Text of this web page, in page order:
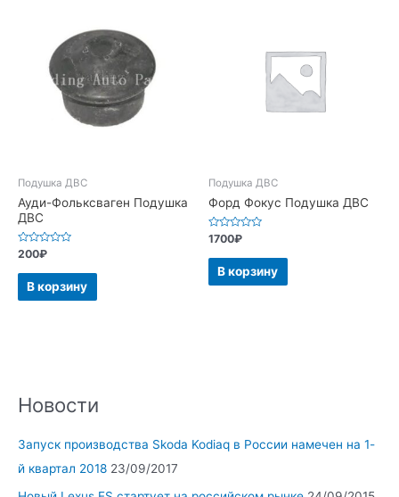
Новости
Запуск производства Skoda Kodiaq в России намечен на 1-
й квартал 2018 23/09/2017
Подушка ДВС
Ауди-Фольксваген Подушка
ДВС
Оценка
0
из
200₽
В корзину
Подушка ДВС
Форд Фокус Подушка ДВС
Оценка
0
из
1700₽
В корзину